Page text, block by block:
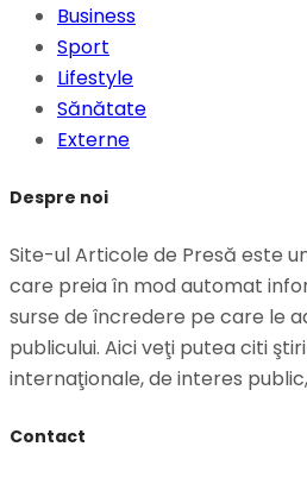
Business
Sport
Lifestyle
Sănătate
Externe
Despre noi
Site-ul Articole de Presă este
care preia în mod automat
surse de încredere pe care le
publicului. Aici veţi putea citi
internaţionale, de interes
Contact